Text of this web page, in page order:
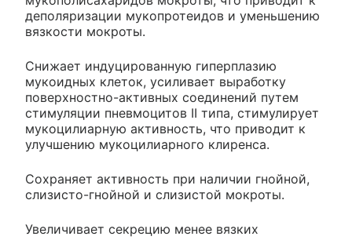
деполяризации мукопротеидов и уменьшению
вязкости мокроты.
Снижает индуцированную гиперплазию
мукоидных клеток, усиливает выработку
поверхностно-активных соединений путем
стимуляции пневмоцитов II типа, стимулирует
мукоцилиарную активность, что приводит к
улучшению мукоцилиарного клиренса.
Сохраняет активность при наличии гнойной,
слизисто-гнойной и слизистой мокроты.
Увеличивает секрецию менее вязких